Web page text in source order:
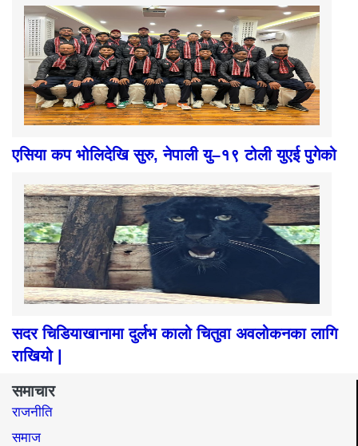
एसिया कप भोलिदेखि सुरु, नेपाली यु–१९ टोली युएई पुगेको
सदर चिडियाखानामा दुर्लभ कालो चितुवा अवलोकनका लागि
राखियो |
समाचार
राजनीति
समाज​